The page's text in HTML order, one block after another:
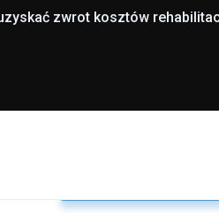
zwrot kosztów